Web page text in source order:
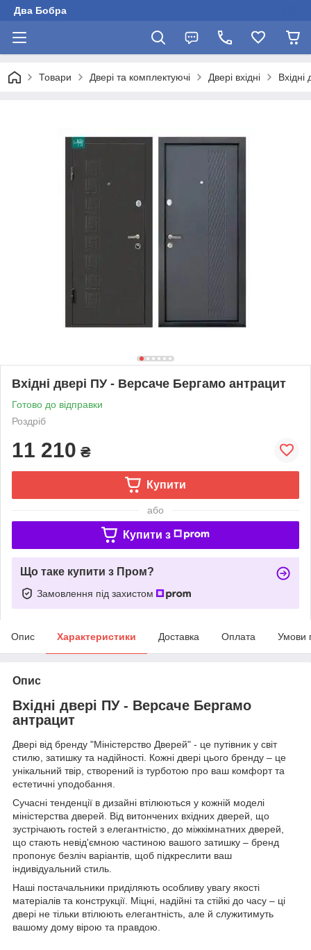
Два Бобра
Товари Двері та комплектуючі Двері вхідні
Вхідні двері ПУ - Версаче Бергамо антрацит
Готово до відправки
Роздріб
11 210 ₴
Купити
або
Купити з
Що таке купити з Пром?
Замовлення під захистом
Опис Характеристики Доставка Оплата Умови
Опис
Вхідні двері ПУ - Версаче Бергамо
антрацит
Двері від бренду "Міністерство Дверей" - це путівник у світ
стилю, затишку та надійності. Кожні двері цього бренду – це
унікальний твір, створений із турботою про ваш комфорт та
естетичні уподобання.
Сучасні тенденції в дизайні втілюються у кожній моделі
міністерства дверей. Від витончених вхідних дверей, що
зустрічають гостей з елегантністю, до міжкімнатних дверей,
що стають невід'ємною частиною вашого затишку – бренд
пропонує безліч варіантів, щоб підкреслити ваш
індивідуальний стиль.
Наші постачальники приділяють особливу увагу якості
матеріалів та конструкції. Міцні, надійні та стійкі до часу – ці
двері не тільки втілюють елегантність, але й служитимуть
вашому дому вірою та правдою.